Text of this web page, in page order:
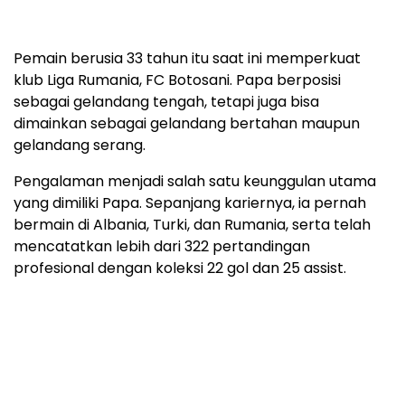
Pemain berusia 33 tahun itu saat ini memperkuat
klub Liga Rumania, FC Botosani. Papa berposisi
sebagai gelandang tengah, tetapi juga bisa
dimainkan sebagai gelandang bertahan maupun
gelandang serang.
Pengalaman menjadi salah satu keunggulan utama
yang dimiliki Papa. Sepanjang kariernya, ia pernah
bermain di Albania, Turki, dan Rumania, serta telah
mencatatkan lebih dari 322 pertandingan
profesional dengan koleksi 22 gol dan 25 assist.